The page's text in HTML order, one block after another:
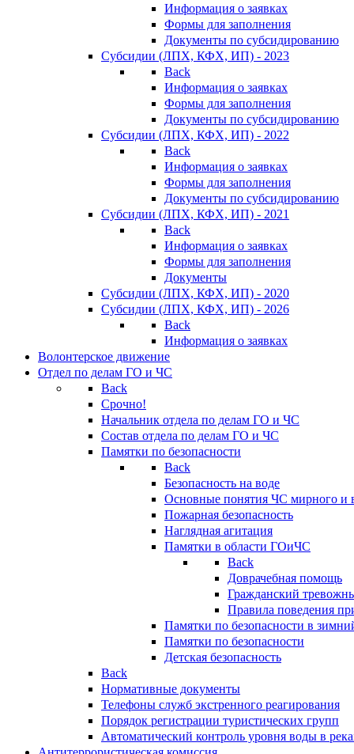
Информация о заявках
Формы для заполнения
Документы по субсидированию
Субсидии (ЛПХ, КФХ, ИП) - 2023
Back
Информация о заявках
Формы для заполнения
Документы по субсидированию
Субсидии (ЛПХ, КФХ, ИП) - 2022
Back
Информация о заявках
Формы для заполнения
Документы по субсидированию
Субсидии (ЛПХ, КФХ, ИП) - 2021
Back
Информация о заявках
Формы для заполнения
Документы
Субсидии (ЛПХ, КФХ, ИП) - 2020
Субсидии (ЛПХ, КФХ, ИП) - 2026
Back
Информация о заявках
Волонтерское движение
Отдел по делам ГО и ЧС
Back
Срочно!
Начальник отдела по делам ГО и ЧС
Состав отдела по делам ГО и ЧС
Памятки по безопасности
Back
Безопасность на воде
Основные понятия ЧС мирного и
Пожарная безопасность
Наглядная агитация
Памятки в области ГОиЧС
Back
Доврачебная помощь
Гражданский
Правила поведения
Памятки по безопасности в
Памятки по безопасности
Детская безопасность
Back
Нормативные документы
Телефоны служб экстренного реагирования
Порядок регистрации туристических групп
Автоматический контроль уровня воды в